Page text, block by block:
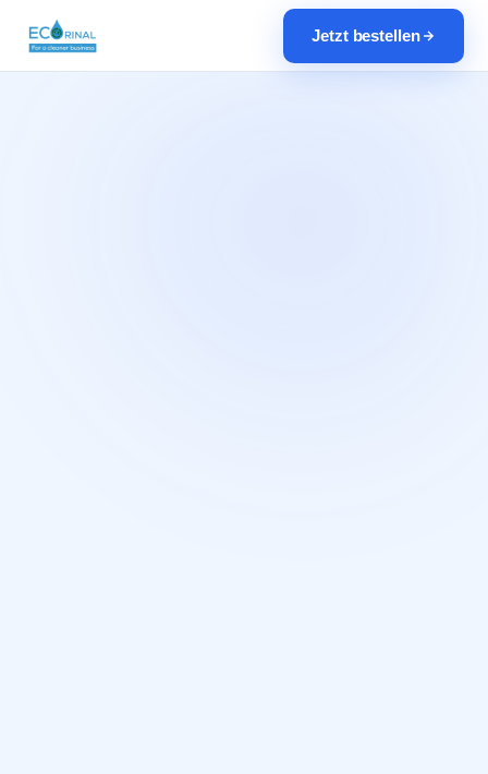
Jetzt bestellen